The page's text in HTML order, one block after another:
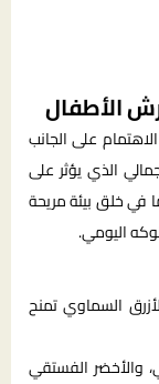
الأطفال
على الجانب
الذي يؤثر على
في خلق بيئة مريحة
اليومي.
السماوي تمنح
والأخضر الفستقي